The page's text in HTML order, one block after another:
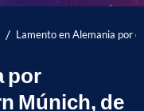
/ Lamento en Alemania por
por
Múnich, de